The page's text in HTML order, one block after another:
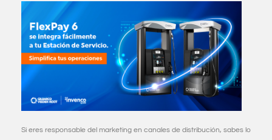
Si eres responsable del marketing en canales de distribución, sabes lo